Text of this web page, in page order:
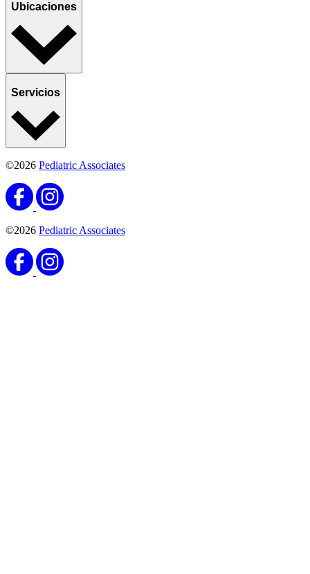
Ubicaciones
Servicios
©2026 Pediatric Associates
©2026 Pediatric Associates